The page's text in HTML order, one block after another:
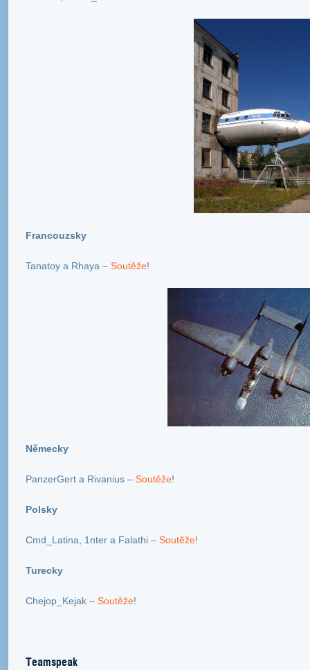
Francouzsky
Tanatoy a Rhaya – Soutěže!
Německy
PanzerGert a Rivanius – Soutěže!
Polsky
Cmd_Latina, 1nter a Falathi – Soutěže!
Turecky
Chejop_Kejak – Soutěže!
Teamspeak